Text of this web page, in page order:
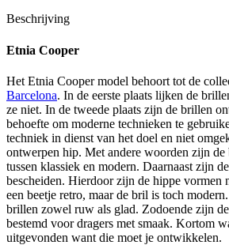
Beschrijving
Etnia Cooper
Het Etnia Cooper model behoort tot de
Barcelona. In de eerste plaats lijken de
ze niet. In de tweede plaats zijn de brillen
behoefte om moderne technieken te
techniek in dienst van het doel en niet
ontwerpen hip. Met andere woorden zijn de
tussen klassiek en modern. Daarnaast zijn
bescheiden. Hierdoor zijn de hippe vormen
een beetje retro, maar de bril is toch
brillen zowel ruw als glad. Zodoende zijn
bestemd voor dragers met smaak. Kortom
uitgevonden want die moet je ontwikkelen.